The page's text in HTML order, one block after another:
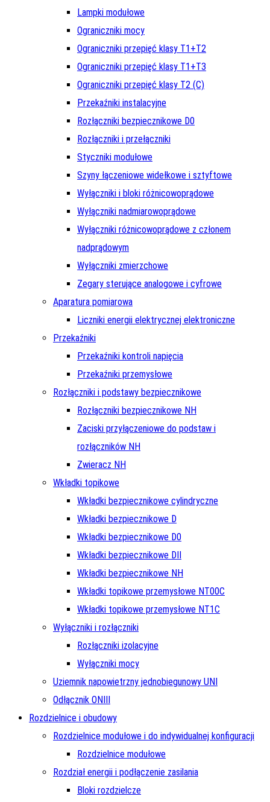
Lampki modułowe
Ograniczniki mocy
Ograniczniki przepięć klasy T1+T2
Ograniczniki przepięć klasy T1+T3
Ograniczniki przepięć klasy T2 (C)
Przekaźniki instalacyjne
Rozłączniki bezpiecznikowe D0
Rozłączniki i przełączniki
Styczniki modułowe
Szyny łączeniowe widełkowe i sztyftowe
Wyłączniki i bloki różnicowoprądowe
Wyłączniki nadmiarowoprądowe
Wyłączniki różnicowoprądowe z członem
nadprądowym
Wyłączniki zmierzchowe
Zegary sterujące analogowe i cyfrowe
Aparatura pomiarowa
Liczniki energii elektrycznej elektroniczne
Przekaźniki
Przekaźniki kontroli napięcia
Przekaźniki przemysłowe
Rozłączniki i podstawy bezpiecznikowe
Rozłączniki bezpiecznikowe NH
Zaciski przyłączeniowe do podstaw i
rozłączników NH
Zwieracz NH
Wkładki topikowe
Wkładki bezpiecznikowe cylindryczne
Wkładki bezpiecznikowe D
Wkładki bezpiecznikowe D0
Wkładki bezpiecznikowe DII
Wkładki bezpiecznikowe NH
Wkładki topikowe przemysłowe NT00C
Wkładki topikowe przemysłowe NT1C
Wyłączniki i rozłączniki
Rozłączniki izolacyjne
Wyłączniki mocy
Uziemnik napowietrzny jednobiegunowy UNI
Odłącznik ONIII
Rozdzielnice i obudowy
Rozdzielnice modułowe i do indywidualnej konfiguracji
Rozdzielnice modułowe
Rozdział energii i podłączenie zasilania
Bloki rozdzielcze